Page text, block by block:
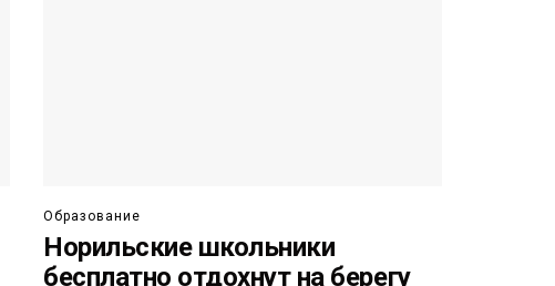
Образование
Норильские школьники
бесплатно отдохнут на берегу